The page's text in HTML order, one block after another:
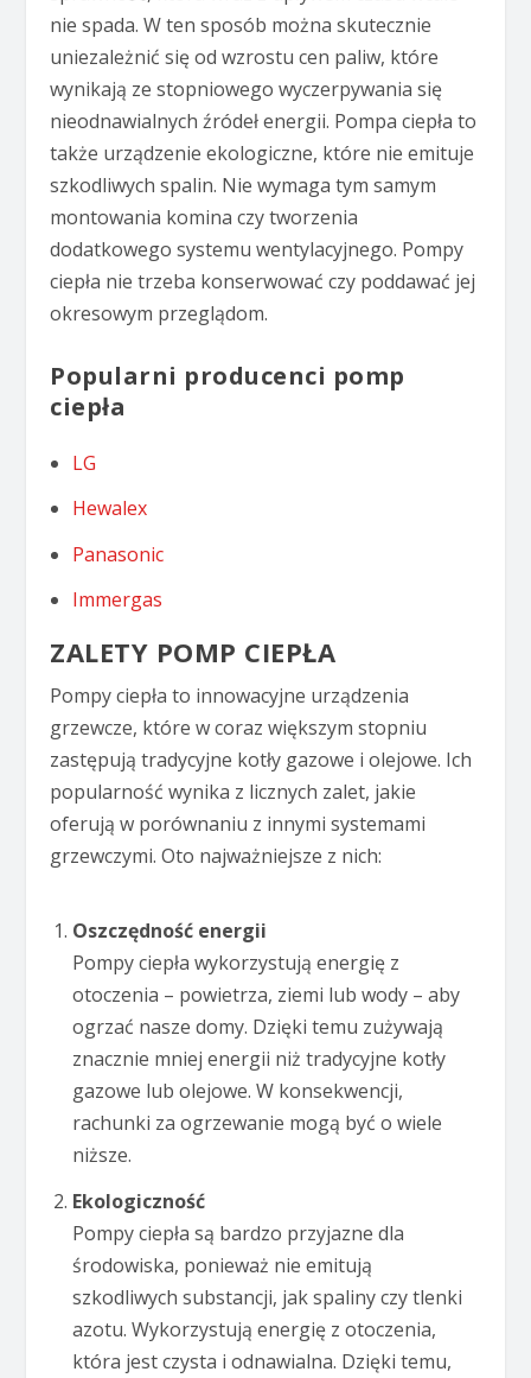
nie spada. W ten sposób można skutecznie
uniezależnić się od wzrostu cen paliw, które
wynikają ze stopniowego wyczerpywania się
nieodnawialnych źródeł energii. Pompa ciepła to
także urządzenie ekologiczne, które nie emituje
szkodliwych spalin. Nie wymaga tym samym
montowania komina czy tworzenia
dodatkowego systemu wentylacyjnego. Pompy
ciepła nie trzeba konserwować czy poddawać jej
okresowym przeglądom.
Popularni producenci pomp
ciepła
LG
Hewalex
Panasonic
Immergas
ZALETY POMP CIEPŁA
Pompy ciepła to innowacyjne urządzenia
grzewcze, które w coraz większym stopniu
zastępują tradycyjne kotły gazowe i olejowe. Ich
popularność wynika z licznych zalet, jakie
oferują w porównaniu z innymi systemami
grzewczymi. Oto najważniejsze z nich:
Oszczędność energii
Pompy ciepła wykorzystują energię z
otoczenia – powietrza, ziemi lub wody – aby
ogrzać nasze domy. Dzięki temu zużywają
znacznie mniej energii niż tradycyjne kotły
gazowe lub olejowe. W konsekwencji,
rachunki za ogrzewanie mogą być o wiele
niższe.
Ekologiczność
Pompy ciepła są bardzo przyjazne dla
środowiska, ponieważ nie emitują
szkodliwych substancji, jak spaliny czy tlenki
azotu. Wykorzystują energię z otoczenia,
która jest czysta i odnawialna. Dzięki temu,